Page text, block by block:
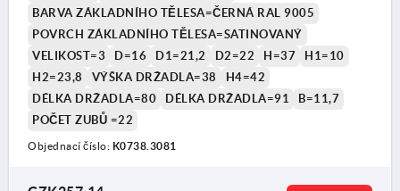
BARVA ZÁKLADNÍHO TĚLESA=ČERNÁ RAL 9005
POVRCH ZÁKLADNÍHO TĚLESA=SATINOVANÝ
VELIKOST=3
D=16 D1=21,2 D2=22 H=37
H1=10
H2=23,8
VÝŠKA DRŽADLA=38
H4=42
DÉLKA DRŽADLA=80
DÉLKA DRŽADLA=91
B=11,7
POČET ZUBŮ =22
Objednací číslo: K0738.3081